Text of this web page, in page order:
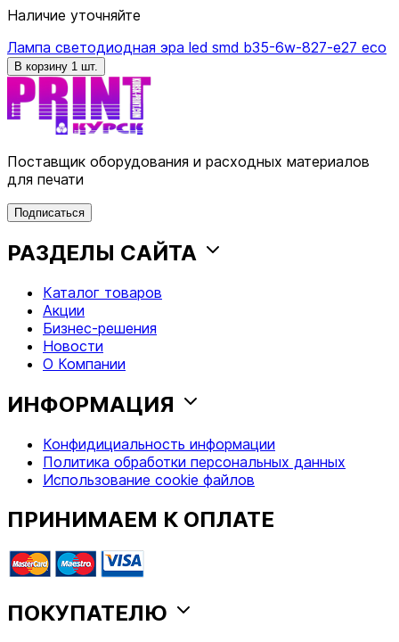
Наличие уточняйте
Лампа светодиодная эра led smd b35-6w-827-e27 eco
В корзину 1 шт.
Поставщик оборудования и расходных материалов
для печати
Подписаться
РАЗДЕЛЫ САЙТА
Каталог товаров
Акции
Бизнес-решения
Новости
О Компании
ИНФОРМАЦИЯ
Конфидициальность информации
Политика обработки персональных данных
Использование cookie файлов
ПРИНИМАЕМ К ОПЛАТЕ
ПОКУПАТЕЛЮ